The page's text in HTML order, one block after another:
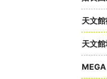
天文
天文